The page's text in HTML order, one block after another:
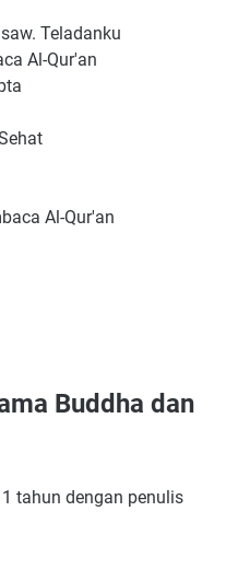
Teladanku
Al-Qur'an
Al-Qur'an
Buddha dan
tahun dengan penulis